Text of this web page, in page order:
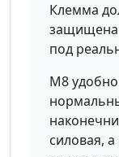
Клемма
защищена
под
М8 удобно
силовая,